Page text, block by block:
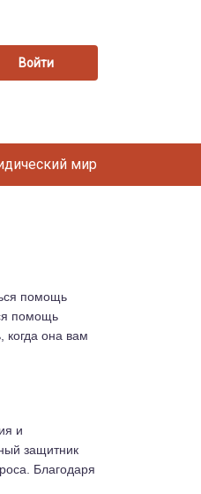
Войти
мир
помощь
помощь
когда она вам
и
защитник
Благодаря